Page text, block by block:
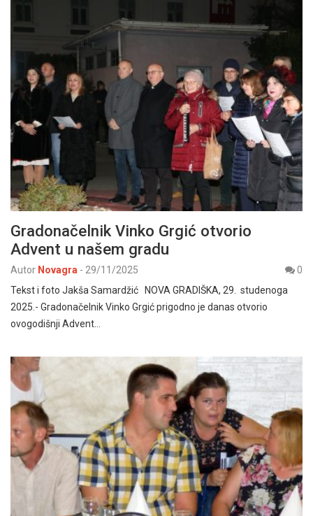
Gradonačelnik Vinko Grgić otvorio
Advent u našem gradu
Autor Novagra - 29/11/2025
0
Tekst i foto Jakša Samardžić NOVA GRADIŠKA, 29. studenoga
2025.- Gradonačelnik Vinko Grgić prigodno je danas otvorio
ovogodišnji Advent…